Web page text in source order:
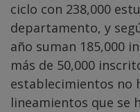
ciclo con 238,000
departamento, y
año suman 185,000
más de 50,000
establecimientos no
lineamientos que se